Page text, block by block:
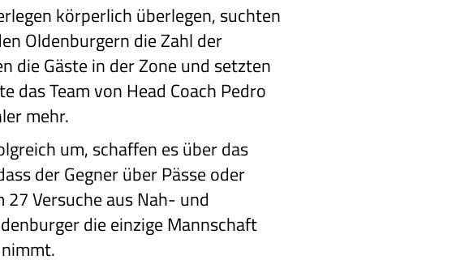
körperlich überlegen, suchten
Oldenburgern die Zahl der
die Gäste in der Zone und setzten
das Team von Head Coach Pedro
mehr.
um, schaffen es über das
der Gegner über Pässe oder
Versuche aus Nah- und
die einzige Mannschaft